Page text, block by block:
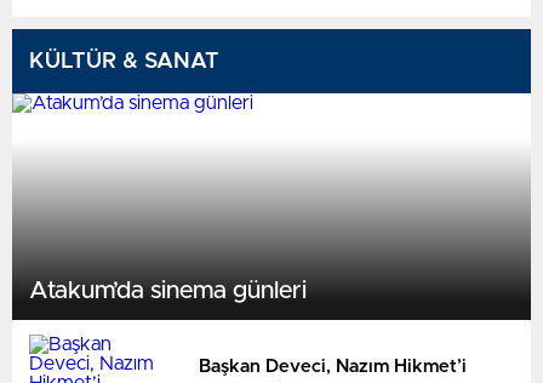
KÜLTÜR & SANAT
Atakum’da sinema günleri
Başkan Deveci, Nazım Hikmet’i